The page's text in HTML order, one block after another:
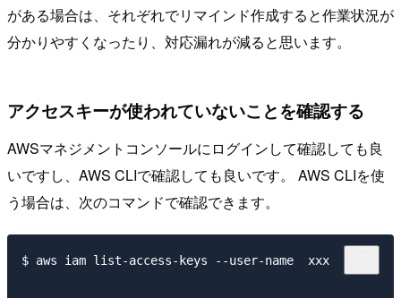
がある場合は、それぞれでリマインド作成すると作業状況が
分かりやすくなったり、対応漏れが減ると思います。
アクセスキーが使われていないことを確認する
AWSマネジメントコンソールにログインして確認しても良
いですし、AWS CLIで確認しても良いです。 AWS CLIを使
う場合は、次のコマンドで確認できます。
$ aws iam list-access-keys --user-name  xxx